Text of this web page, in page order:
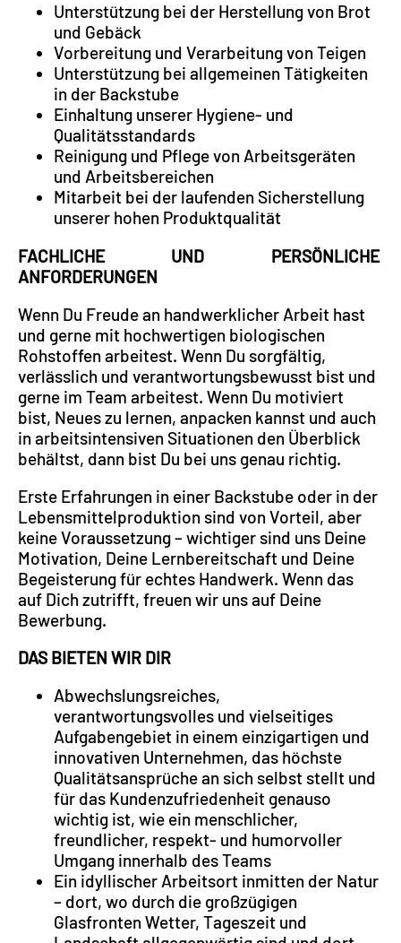
Unterstützung bei der Herstellung von Brot
und Gebäck
Vorbereitung und Verarbeitung von Teigen
Unterstützung bei allgemeinen Tätigkeiten
in der Backstube
Einhaltung unserer Hygiene- und
Qualitätsstandards
Reinigung und Pflege von Arbeitsgeräten
und Arbeitsbereichen
Mitarbeit bei der laufenden Sicherstellung
unserer hohen Produktqualität
FACHLICHE UND PERSÖNLICHE
ANFORDERUNGEN
Wenn Du Freude an handwerklicher Arbeit hast
und gerne mit hochwertigen biologischen
Rohstoffen arbeitest. Wenn Du sorgfältig,
verlässlich und verantwortungsbewusst bist und
gerne im Team arbeitest. Wenn Du motiviert
bist, Neues zu lernen, anpacken kannst und auch
in arbeitsintensiven Situationen den Überblick
behältst, dann bist Du bei uns genau richtig.
Erste Erfahrungen in einer Backstube oder in der
Lebensmittelproduktion sind von Vorteil, aber
keine Voraussetzung – wichtiger sind uns Deine
Motivation, Deine Lernbereitschaft und Deine
Begeisterung für echtes Handwerk. Wenn das
auf Dich zutrifft, freuen wir uns auf Deine
Bewerbung.
DAS BIETEN WIR DIR
Abwechslungsreiches,
verantwortungsvolles und vielseitiges
Aufgabengebiet in einem einzigartigen und
innovativen Unternehmen, das höchste
Qualitätsansprüche an sich selbst stellt und
für das Kundenzufriedenheit genauso
wichtig ist, wie ein menschlicher,
freundlicher, respekt- und humorvoller
Umgang innerhalb des Teams
Ein idyllischer Arbeitsort inmitten der Natur
– dort, wo durch die großzügigen
Glasfronten Wetter, Tageszeit und